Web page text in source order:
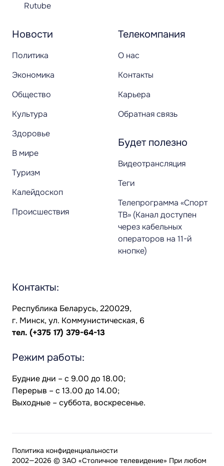
Новости
Политика
Экономика
Общество
Культура
Здоровье
В мире
Туризм
Калейдоскоп
Происшествия
Телекомпания
О нас
Контакты
Карьера
Обратная связь
Будет полезно
Видеотрансляция
Теги
Телепрограмма «Спорт
ТВ» (Канал доступен
через кабельных
операторов на 11-й
кнопке)
Rutube
Контакты:
Республика Беларусь, 220029,
г. Минск, ул. Коммунистическая, 6
тел. (+375 17) 379-64-13
Режим работы:
Будние дни – с 9.00 до 18.00;
Перерыв – с 13.00 до 14.00;
Выходные – суббота, воскресенье.
2002—2026 © ЗАО «Столичное телевидение» При любом
Политика конфиденциальности